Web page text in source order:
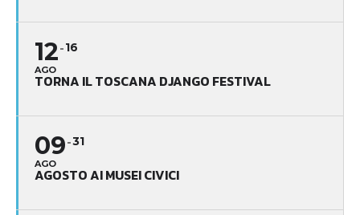
12
AGO
16
TORNA IL TOSCANA DJANGO FESTIVAL
09
AGO
31
AGOSTO AI MUSEI CIVICI